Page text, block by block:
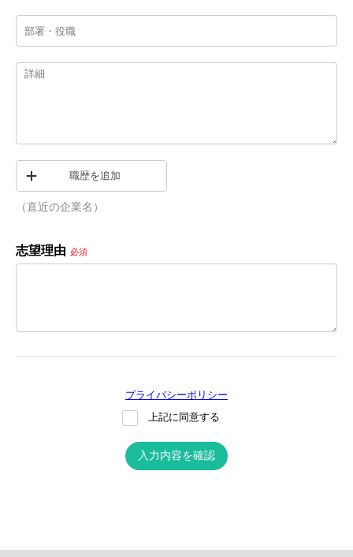
職歴を追加
（直近の企業名）
志望理由 必須
プライバシーポリシー
上記に同意する
入力内容を確認